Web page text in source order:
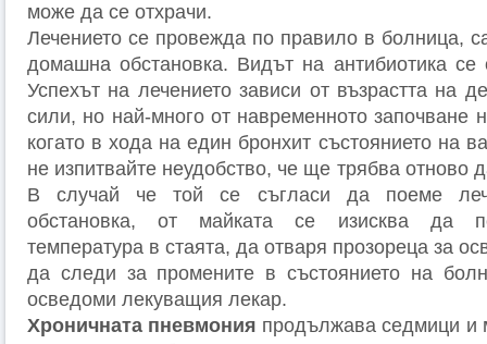
може да се отхрачи.
Лечението се провежда по правило в болница,
домашна обстановка. Видът на антибиотика се
Успехът на лечението зависи от възрастта на
сили, но най-много от навременното започване
когато в хода на един бронхит състоянието на
не изпитвайте неудобство, че ще трябва отново
В случай че той се съгласи да поеме
обстановка, от майката се изисква да
температура в стаята, да отваря прозореца за
да следи за промените в състоянието на
осведоми лекуващия лекар.
Хроничната пневмония продължава седмици и